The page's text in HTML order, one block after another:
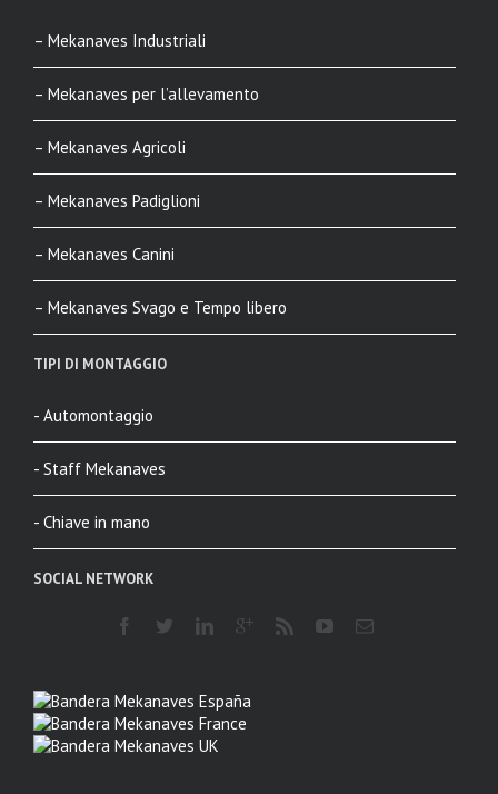
– Mekanaves Industriali
– Mekanaves per l’allevamento
– Mekanaves Agricoli
– Mekanaves Padiglioni
– Mekanaves Canini
– Mekanaves Svago e Tempo libero
TIPI DI MONTAGGIO
- Automontaggio
- Staff Mekanaves
- Chiave in mano
SOCIAL NETWORK
Mekanaves España
Mekanaves France
Mekanaves UK